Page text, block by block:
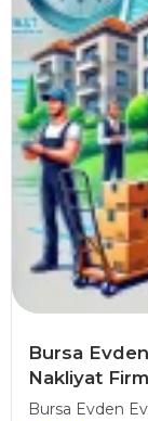
Bursa
Nakliyat
Bursa Evden